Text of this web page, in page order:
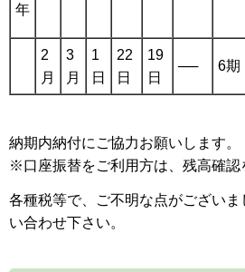
年
2
月
3
月
1
日
22
日
19
日
── 6期
納期内納付にご協力お願いします。
※口座振替をご利用方は、残高確認
各種税等で、ご不明な点がござい
い合わせ下さい。